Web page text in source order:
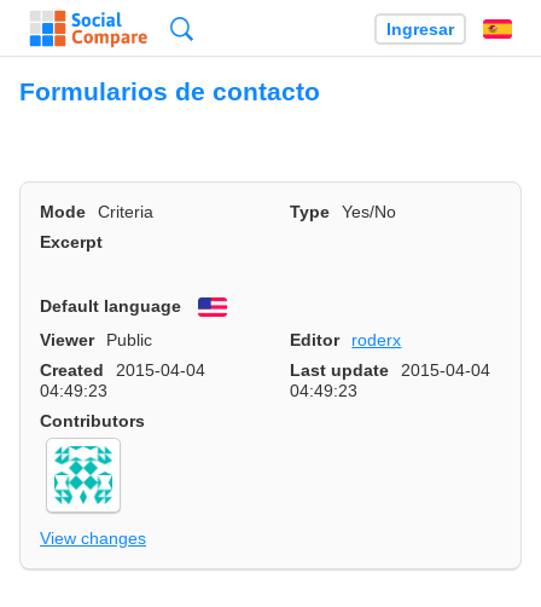
Ingresar
Formularios de contacto
Mode Criteria Type
Yes/No
Excerpt
Default language
English
Viewer
Public Editor
roderx
Created
2015-04-04
04:49:23
Last update
2015-04-04
04:49:23
Contributors
View changes